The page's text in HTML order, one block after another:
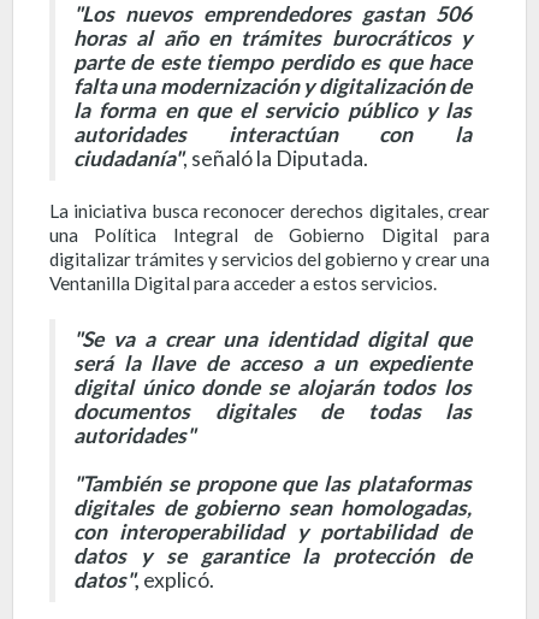
"Los nuevos emprendedores gastan 506
horas al año en trámites burocráticos y
parte de este tiempo perdido es que hace
falta una modernización y digitalización de
la forma en que el servicio público y las
autoridades interactúan con la
ciudadanía", señaló la Diputada.
La iniciativa busca reconocer derechos digitales, crear
una Política Integral de Gobierno Digital para
digitalizar trámites y servicios del gobierno y crear una
Ventanilla Digital para acceder a estos servicios.
"Se va a crear una identidad digital que
será la llave de acceso a un expediente
digital único donde se alojarán todos los
documentos digitales de todas las
autoridades"
"También se propone que las plataformas
digitales de gobierno sean homologadas,
con interoperabilidad y portabilidad de
datos y se garantice la protección de
datos", explicó.